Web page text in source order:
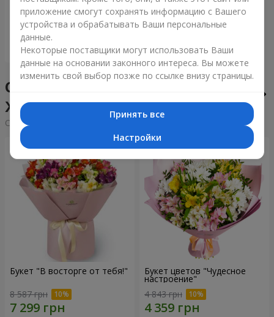
22 245 грн
Заказать
Сборные букеты в городе
Жешув
Cортировка: дорогие
Букет "В восторге от тебя!"
8 587 грн
Букет цветов "Чудесное
настроение"
4 843 грн
приложение смогут сохранять информацию с Вашего
устройства и обрабатывать Ваши персональные
данные.
Некоторые поставщики могут использовать Ваши
данные на основании законного интереса. Вы можете
изменить свой выбор позже по ссылке внизу страницы.
Принять все
Настройки